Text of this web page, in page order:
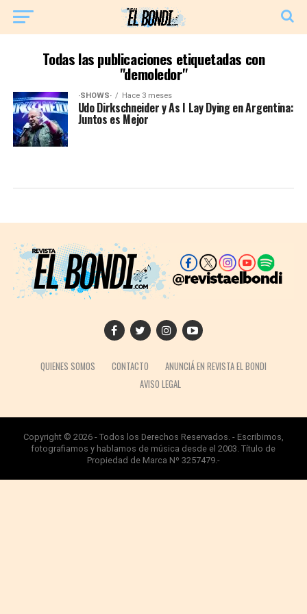
Todas las publicaciones etiquetadas con
"demoledor"
·SHOWS· Hace 3 meses
Udo Dirkschneider y As I Lay Dying en Argentina:
Juntos es Mejor
QUIENES SOMOS CONTACTO
ANUNCIÁ EN REVISTA EL BONDI
AVISO LEGAL
Copyright © 2026 - Todos los Derechos Reservados. - Escribimos,
fotografiamos y hablamos de música desde el 2003. Título de
Propiedad de Marca Nº 3257479.-